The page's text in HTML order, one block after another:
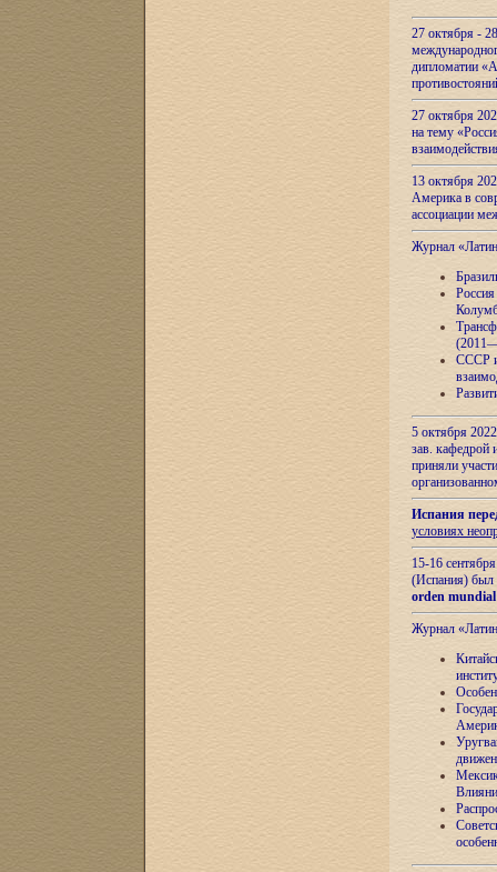
27 октября -
дипломатии
27 октября
на тему
13 октября
Америка в
ассоциации
Журнал
СССР и
5 октября
зав.
приняли
Испания
условиях
15-16
(Испания) был
orden
Журнал